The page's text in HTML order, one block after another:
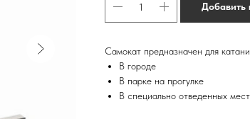
Добавить
Самокат предназначен для
В городе
В парке на прогулке
В специально отведенных